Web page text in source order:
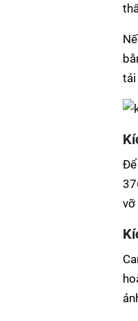
tải
Để
vỡ